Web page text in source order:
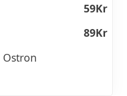
59Kr
89Kr
Ostron